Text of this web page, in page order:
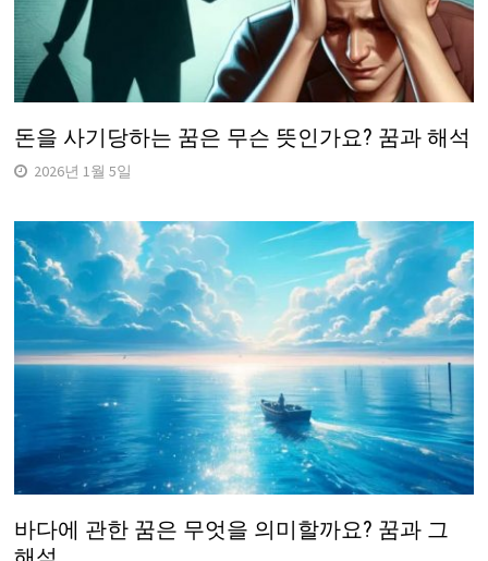
돈을 사기당하는 꿈은 무슨 뜻인가요? 꿈과 해석
2026년 1월 5일
바다에 관한 꿈은 무엇을 의미할까요? 꿈과 그